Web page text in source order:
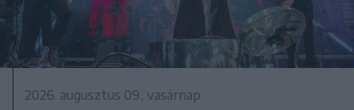
2026. augusztus 09., vasárnap